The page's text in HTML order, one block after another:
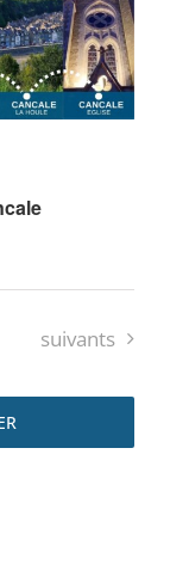
Évènements
suivants